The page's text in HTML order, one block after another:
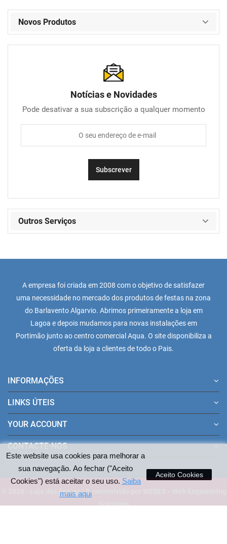
Este website usa cookies para melhorar a
sua navegação. Ao fechar ("Aceito
Cookies") está aceitar o seu uso. Saiba
mais aqui
Aceito Cookies
Novos Produtos
Notícias e Novidades
Pode desativar a sua subscrição a qualquer momento
Outros Serviços
A empresa foi criada em 2008 com o objetivo de satisfazer
uma necessidade no mercado dos produtos de festas na zona
do Barlavento Algarvio. Abrimos primeiramente a loja em
Lagoa e depois mudamos para novas instalações em
Portimão junto ao centro comercial Aqua. O site disponibiliza a
oferta da loja a clientes de todo o Pais.
INFORMAÇÕES
LINKS ÚTEIS
YOUR ACCOUNT
CONTACTE-NOS
© 2026 - Loja das Festas | Desenvolvido por WEBES - Web Engineering
Solutions